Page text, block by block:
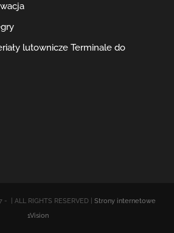
lutownicze Terminale do
- | ALL RIGHTS RESERVED | Strony internetowe
1Vision